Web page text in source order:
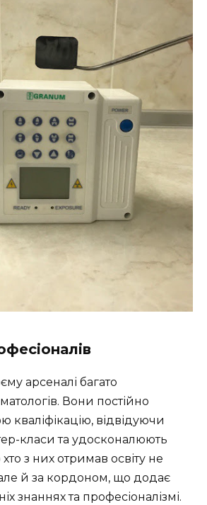
арсеналі багато
Вони постійно
кваліфікацію, відвідуючи
класи та удосконалюють
з них отримав освіту не
й за кордоном, що додає
знаннях та професіоналізмі.